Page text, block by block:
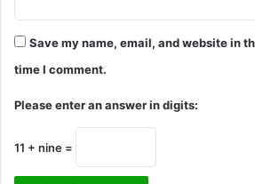
Save my name, email, and website in
time I comment.
Please enter an answer in digits:
11 + nine =